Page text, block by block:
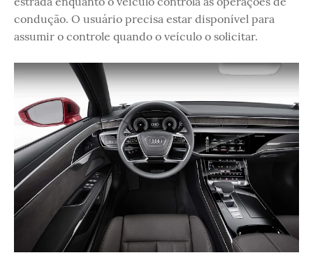
condução. O usuário precisa estar disponível para
assumir o controle quando o veículo o solicitar.